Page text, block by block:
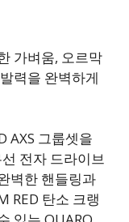
가벼움, 오르막
력을 완벽하게
AXS 그룹셋을
전자 드라이브
벽한 핸들링과
RED 탄소 크랭